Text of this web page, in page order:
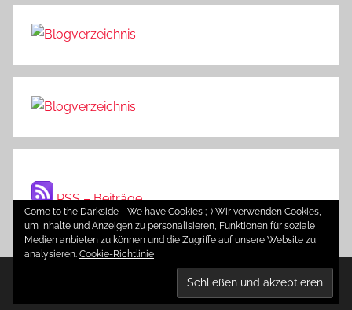
RSS – Beiträge
WordPress-Theme: Donovan von ThemeZee.
Come to the Darkside - We have Cookies ;-) Wir verwenden Cookies,
um Inhalte und Anzeigen zu personalisieren, Funktionen für soziale
Medien anbieten zu können und die Zugriffe auf unsere Website zu
analysieren. Cookie-Richtlinie